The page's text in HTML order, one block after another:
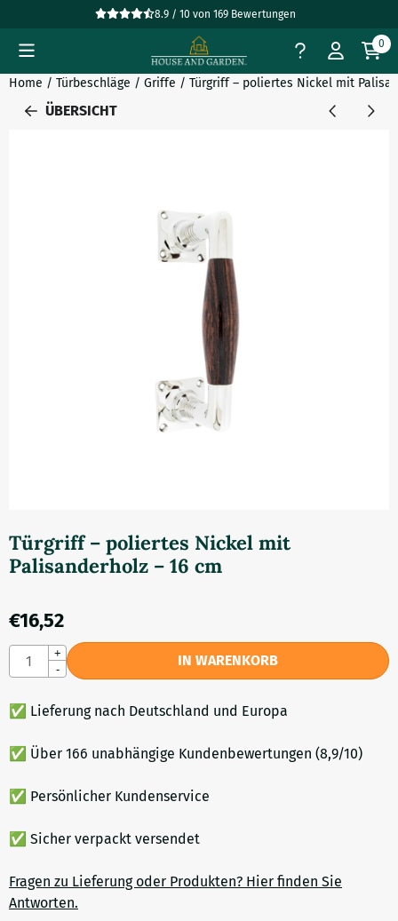
Cookie-Einstellungen verfügbar. Einstellungen wählen oder
8.9 / 10 von169 Bewertungen
0
Home / Türbeschläge / Griffe / Türgriff – poliertes Nickel mit
ÜBERSICHT
Türgriff – poliertes Nickel mit
Palisanderholz – 16 cm
€16,52
Anzahl
+
-
IN WARENKORB
✅ Lieferung nach Deutschland und Europa
✅ Über 166 unabhängige Kundenbewertungen (8,9/10)
✅ Persönlicher Kundenservice
✅ Sicher verpackt versendet
Fragen zu Lieferung oder Produkten? Hier finden Sie
Antworten.